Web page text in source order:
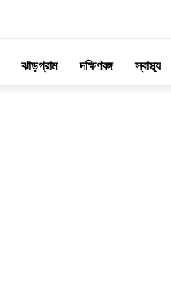
ঝাড়গ্রাম দক্ষিণবঙ্গ স্বাস্থ্য